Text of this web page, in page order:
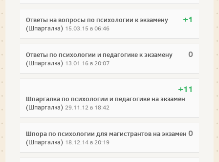
+1
Ответы на вопросы по психологии к экзамену
(Шпаргалка) 15.03.15 в 06:46
0
Ответы по психологии и педагогике к экзамену
(Шпаргалка) 13.01.16 в 20:07
+11
Шпаргалка по психологии и педагогике на экзамен
(Шпаргалка) 29.11.12 в 18:42
0
Шпора по психологии для магистрантов на экзамен
(Шпаргалка) 18.12.14 в 20:19